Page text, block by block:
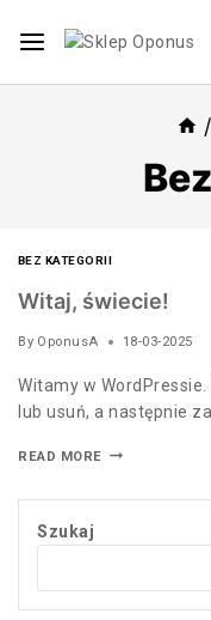
/
BEZ KATEGORII
Witaj, świecie!
By OponusA 18-03-2025
Witamy w
lub usuń, a następnie
READ MORE
Szukaj